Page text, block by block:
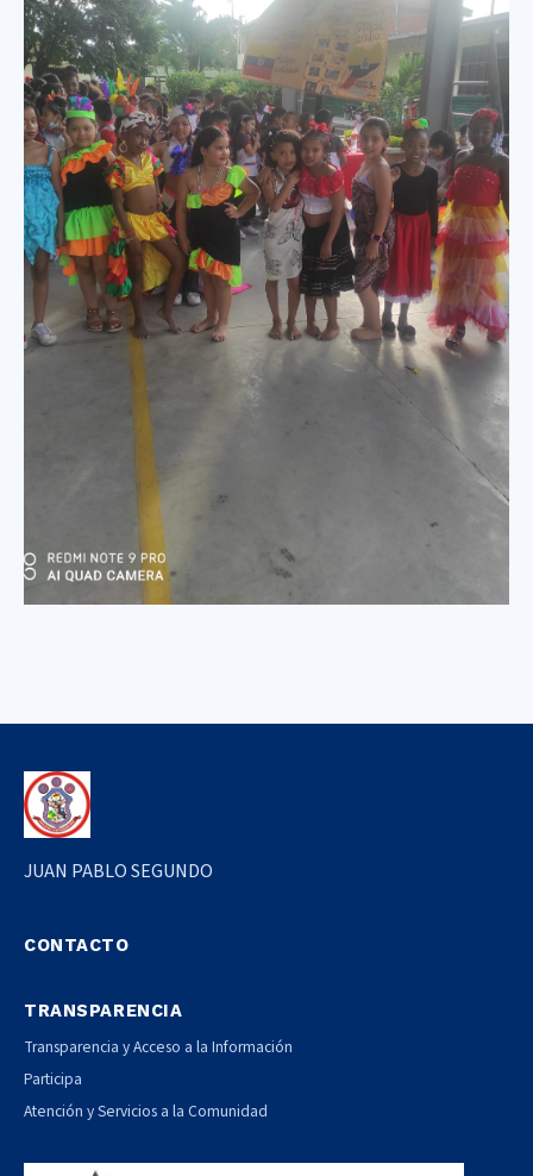
JUAN PABLO SEGUNDO
CONTACTO
TRANSPARENCIA
Transparencia y Acceso a la Información
Participa
Atención y Servicios a la Comunidad